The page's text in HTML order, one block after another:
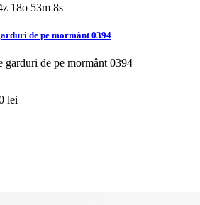
18o 53m 6s
de pe mormânt 0394
garduri de pe mormânt 0394
lei